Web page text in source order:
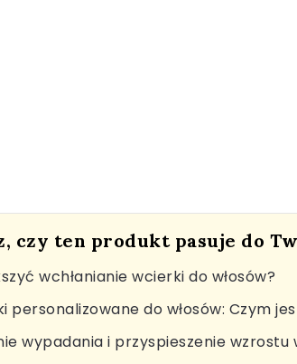
czy ten produkt pasuje do
wchłanianie wcierki do włosów?
personalizowane do włosów: Czym
wypadania i przyspieszenie wzrostu